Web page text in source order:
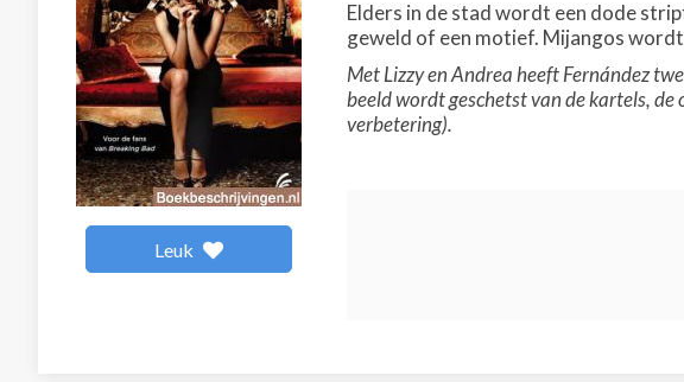
Leuk
Elders in de stad wordt een dode
geweld of een motief. Mijangos
Met Lizzy en Andrea heeft Fernández
beeld wordt geschetst van de kartels,
verbetering).